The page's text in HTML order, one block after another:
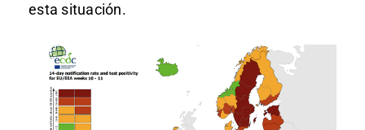
esta situación.